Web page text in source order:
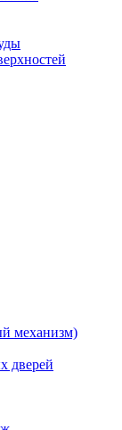
механизм)
дверей